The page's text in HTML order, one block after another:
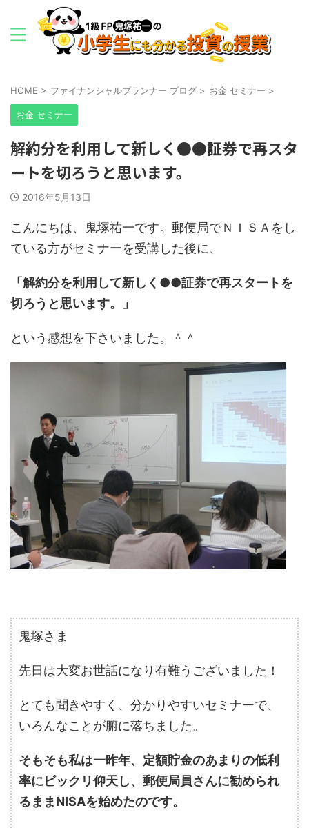
HOME > ファイナンシャルプランナー ブログ > お金 セミナー >
お金 セミナー
解約分を利用して新しく●●証券で再スタ
ートを切ろうと思います。
2016年5月13日
こんにちは、鬼塚祐一です。郵便局でＮＩＳＡをし
ている方がセミナーを受講した後に、
「解約分を利用して新しく●●証券で再スタートを
切ろうと思います。」
という感想を下さいました。＾＾
鬼塚さま
先日は大変お世話になり有難うございました！
とても聞きやすく、分かりやすいセミナーで、
いろんなことが腑に落ちました。
そもそも私は一昨年、定額貯金のあまりの低利
率にビックリ仰天し、郵便局員さんに勧められ
るままNISAを始めたのです。